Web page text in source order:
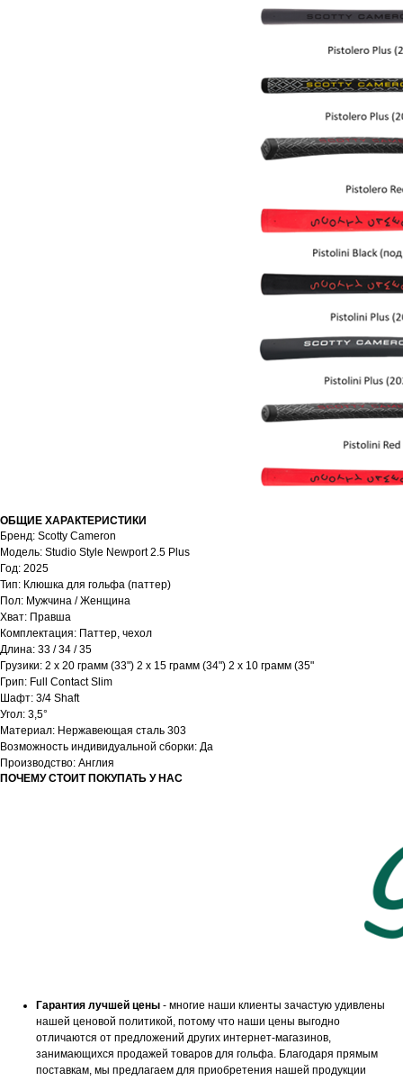
ОБЩИЕ ХАРАКТЕРИСТИКИ
Бренд: Scotty Cameron
Модель: Studio Style Newport 2.5 Plus
Год: 2025
Тип: Клюшка для гольфа (паттер)
Пол: Мужчина / Женщина
Хват: Правша
Комплектация: Паттер, чехол
Длина: 33 / 34 / 35
Грузики: 2 x 20 грамм (33") 2 x 15 грамм (34") 2 x 10 грамм (35"
Грип: Full Contact Slim
Шафт: 3/4 Shaft
Угол: 3,5°
Материал: Нержавеющая сталь 303
Возможность индивидуальной сборки: Да
Производство: Англия
ПОЧЕМУ СТОИТ ПОКУПАТЬ У НАС
Гарантия лучшей цены - многие наши клиенты зачастую удивлены
нашей ценовой политикой, потому что наши цены выгодно
отличаются от предложений других интернет-магазинов,
занимающихся продажей товаров для гольфа. Благодаря прямым
поставкам, мы предлагаем для приобретения нашей продукции